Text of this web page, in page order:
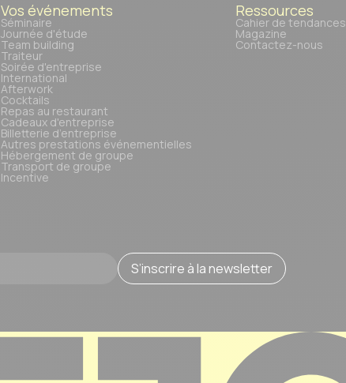
Vos événements
Séminaire
Journée d'étude
Team building
Traiteur
Soirée d'entreprise
International
Afterwork
Cocktails
Repas au restaurant
Cadeaux d'entreprise
Billetterie d’entreprise
Autres prestations événementielles
Hébergement de groupe
Transport de groupe
Incentive
Ressources
Cahier de tendances
Magazine
Contactez-nous
S’inscrire à la newsletter